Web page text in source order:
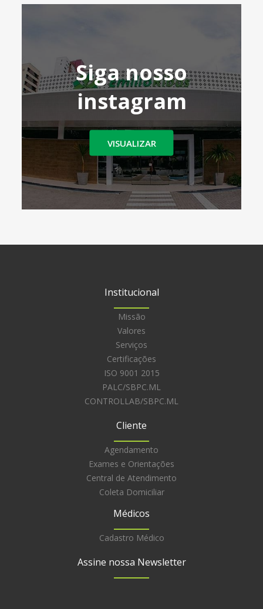
Siga nosso
instagram
VISUALIZAR
Institucional
Missão
Valores
Serviços
Certificações
ISO 9001 2015
PALC/SBPC.ML
CONTROLLAB/SBPC.ML
Cliente
Agendamento
Exames e Orientações
Central de Atendimento
Coleta Domiciliar
Médicos
Cadastro Médico
Assine nossa Newsletter